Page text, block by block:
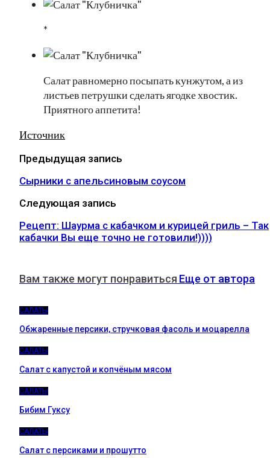
*
Салат равномерно посыпать кунжутом, а из
листьев петрушки сделать ягодке хвостик.
Приятного аппетита!
Источник
Предыдущая запись
Сырники с апельсиновым соусом
Следующая запись
Рецепт: Шаурма с кабачком и курицей гриль – Так
кабачки Вы еще точно не готовили!))))
Вам также могут понравиться Еще от автора
САЛАТЫ
Обжаренные персики, стручковая фасоль и моцарелла
САЛАТЫ
Салат с капустой и копчёным мясом
САЛАТЫ
Бибим Гуксу
САЛАТЫ
Салат с персиками и прошутто